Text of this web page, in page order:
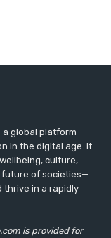
a global platform
in the digital age. It
culture,
future of societies—
thrive in a rapidly
is provided for